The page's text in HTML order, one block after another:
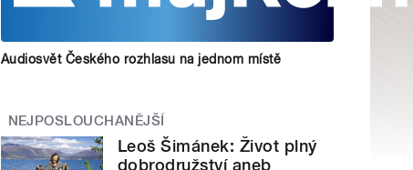
Audiosvět Českého rozhlasu na jednom místě
NEJPOSLOUCHANĚJŠÍ
Leoš Šimánek: Život plný
dobrodružství aneb